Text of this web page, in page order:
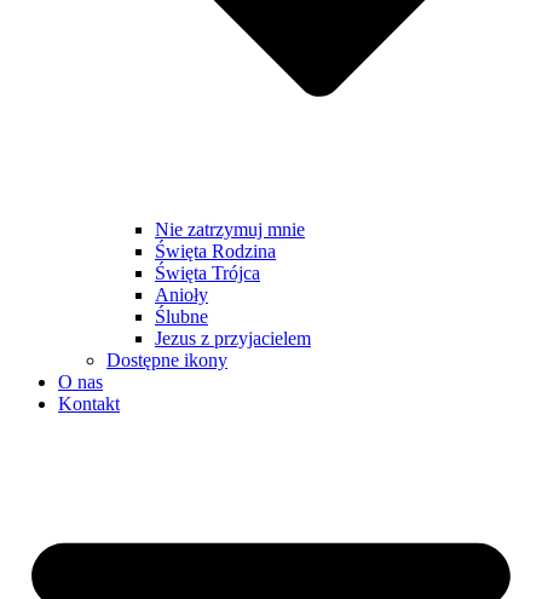
Nie zatrzymuj mnie
Święta Rodzina
Święta Trójca
Anioły
Ślubne
Jezus z przyjacielem
Dostępne ikony
O nas
Kontakt